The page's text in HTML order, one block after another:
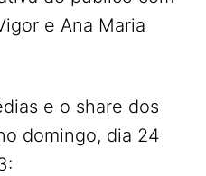
e Ana Maria
e o share dos
domingo, dia 24